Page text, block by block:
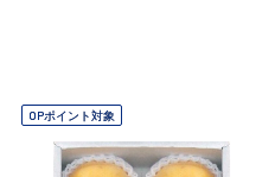
OPポイント対象